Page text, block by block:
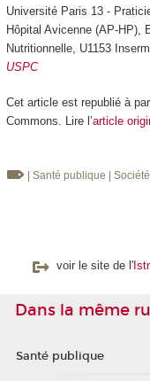
Université Paris 13 -
Hôpital Avicenne (AP-HP),
Nutritionnelle, U1153
USPC
Cet article est republié à
Commons. Lire l’article
| Santé publique | Société
voir le site de l'
Dans la même
Santé publique